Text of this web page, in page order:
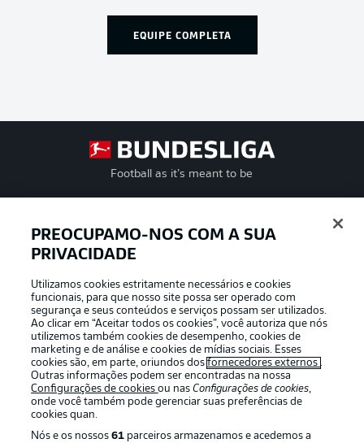
EQUIPE COMPLETA
Football as it’s meant to be
APLICATIVO DA BUNDESLIGA
Oferecido por
PREOCUPAMO-NOS COM A SUA
PRIVACIDADE
Utilizamos cookies estritamente necessários e cookies
funcionais, para que nosso site possa ser operado com
segurança e seus conteúdos e serviços possam ser utilizados.
Ao clicar em “Aceitar todos os cookies”, você autoriza que nós
utilizemos também cookies de desempenho, cookies de
marketing e de análise e cookies de mídias sociais. Esses
cookies são, em parte, oriundos dosfornecedores externos .
Outras informações podem ser encontradas na nossa
Configurações de cookiesou nasConfigurações de cookies,
onde você também pode gerenciar suas preferências de
cookies quan.
Nós e os nossos61 parceiros armazenamos e acedemos a